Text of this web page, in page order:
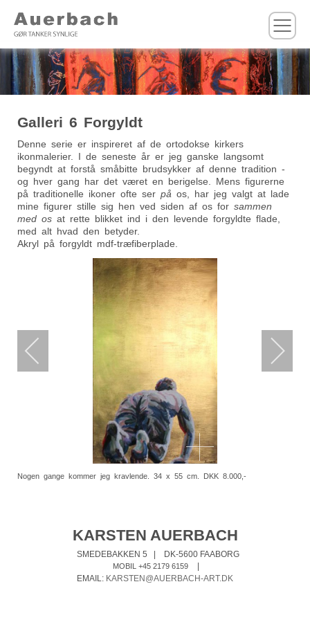
Galleri 6 Forgyldt
Denne serie er inspireret af de ortodokse kirkers
ikonmalerier. I de seneste år er jeg ganske langsomt
begyndt at forstå småbitte brudsykker af denne tradition -
og hver gang har det været en berigelse. Mens figurerne
på traditionelle ikoner ofte ser på os, har jeg valgt at lade
mine figurer stille sig hen ved siden af os for sammen
med os at rette blikket ind i den levende forgyldte flade,
med alt hvad den betyder.
Akryl på forgyldt mdf-træfiberplade.
Nogen gange kommer jeg kravlende. 34 x 55 cm. DKK 8.000,-
KARSTEN AUERBACH
SMEDEBAKKEN 5 | DK-5600 FAABORG
MOBIL +45 2179 6159
|
EMAIL: KARSTEN@AUERBACH-ART.DK